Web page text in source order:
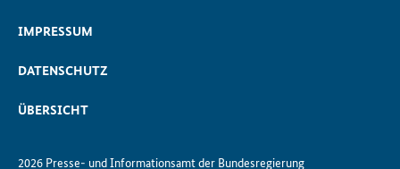
IMPRESSUM
DATENSCHUTZ
ÜBERSICHT
2026 Presse- und Informationsamt der Bundesregierung